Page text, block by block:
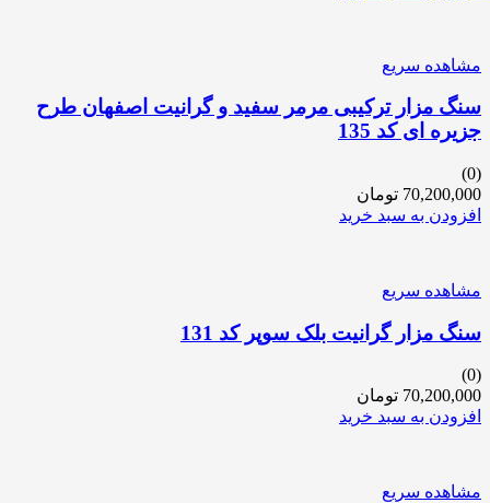
مشاهده سریع
سنگ مزار ترکیبی مرمر سفید و گرانیت اصفهان طرح
جزیره ای کد 135
(0)
70,200,000 تومان
افزودن به سبد خرید
مشاهده سریع
سنگ مزار گرانیت بلک سوپر کد 131
(0)
70,200,000 تومان
افزودن به سبد خرید
مشاهده سریع